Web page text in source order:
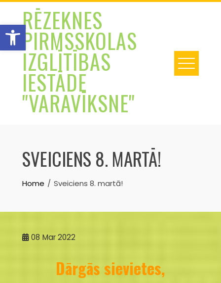
Open toolbar
Skip
contentRĒZEKNES
PIRMSSKOLAS
IZGLĪTĪBAS
IESTĀDE
"VARAVĪKSNE"
SVEICIENS 8. MARTĀ!
Home Sveiciens 8. martā!
08 Mar 2022
Dārgās sievietes,